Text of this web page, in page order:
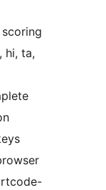
hi, ta,